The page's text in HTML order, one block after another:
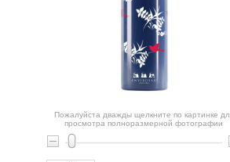
Пожалуйста дважды щелкните по картинке
просмотра полноразмерной фотографии